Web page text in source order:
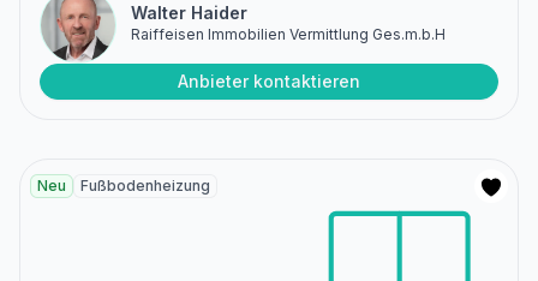
Walter Haider
Raiffeisen Immobilien Vermittlung Ges.m.b.H
Anbieter kontaktieren
Neu Fußbodenheizung